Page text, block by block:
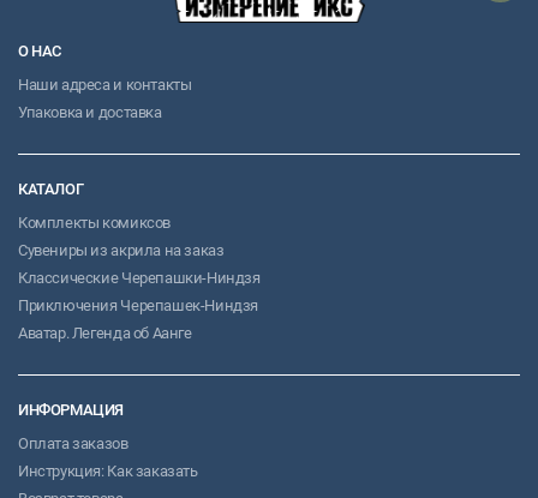
О НАС
Наши адреса и контакты
Упаковка и доставка
КАТАЛОГ
Комплекты комиксов
Сувениры из акрила на заказ
Классические Черепашки-Ниндзя
Приключения Черепашек-Ниндзя
Аватар. Легенда об Аанге
ИНФОРМАЦИЯ
Оплата заказов
Инструкция: Как заказать